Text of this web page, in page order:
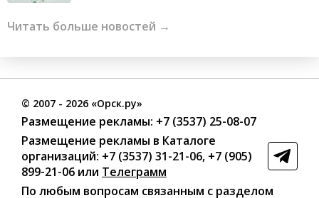
Читать больше новостей →
© 2007 - 2026 «Орск.ру»
Размещение рекламы: +7 (3537) 25-08-07
Размещение рекламы в Каталоге
организаций: +7 (3537) 31-21-06, +7 (905)
899-21-06 или Телеграмм
По любым вопросам связанным с разделом